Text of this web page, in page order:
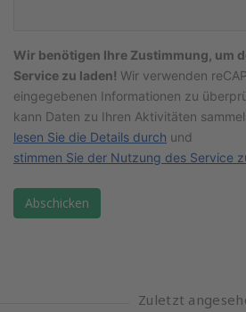
Wir benötigen Ihre Zustimmung, um
Service zu laden! Wir verwenden
eingegebenen Informationen zu
kann Daten zu Ihren Aktivitäten
lesen Sie die Details durch und
stimmen Sie der Nutzung des Service
Abschicken
Zuletzt